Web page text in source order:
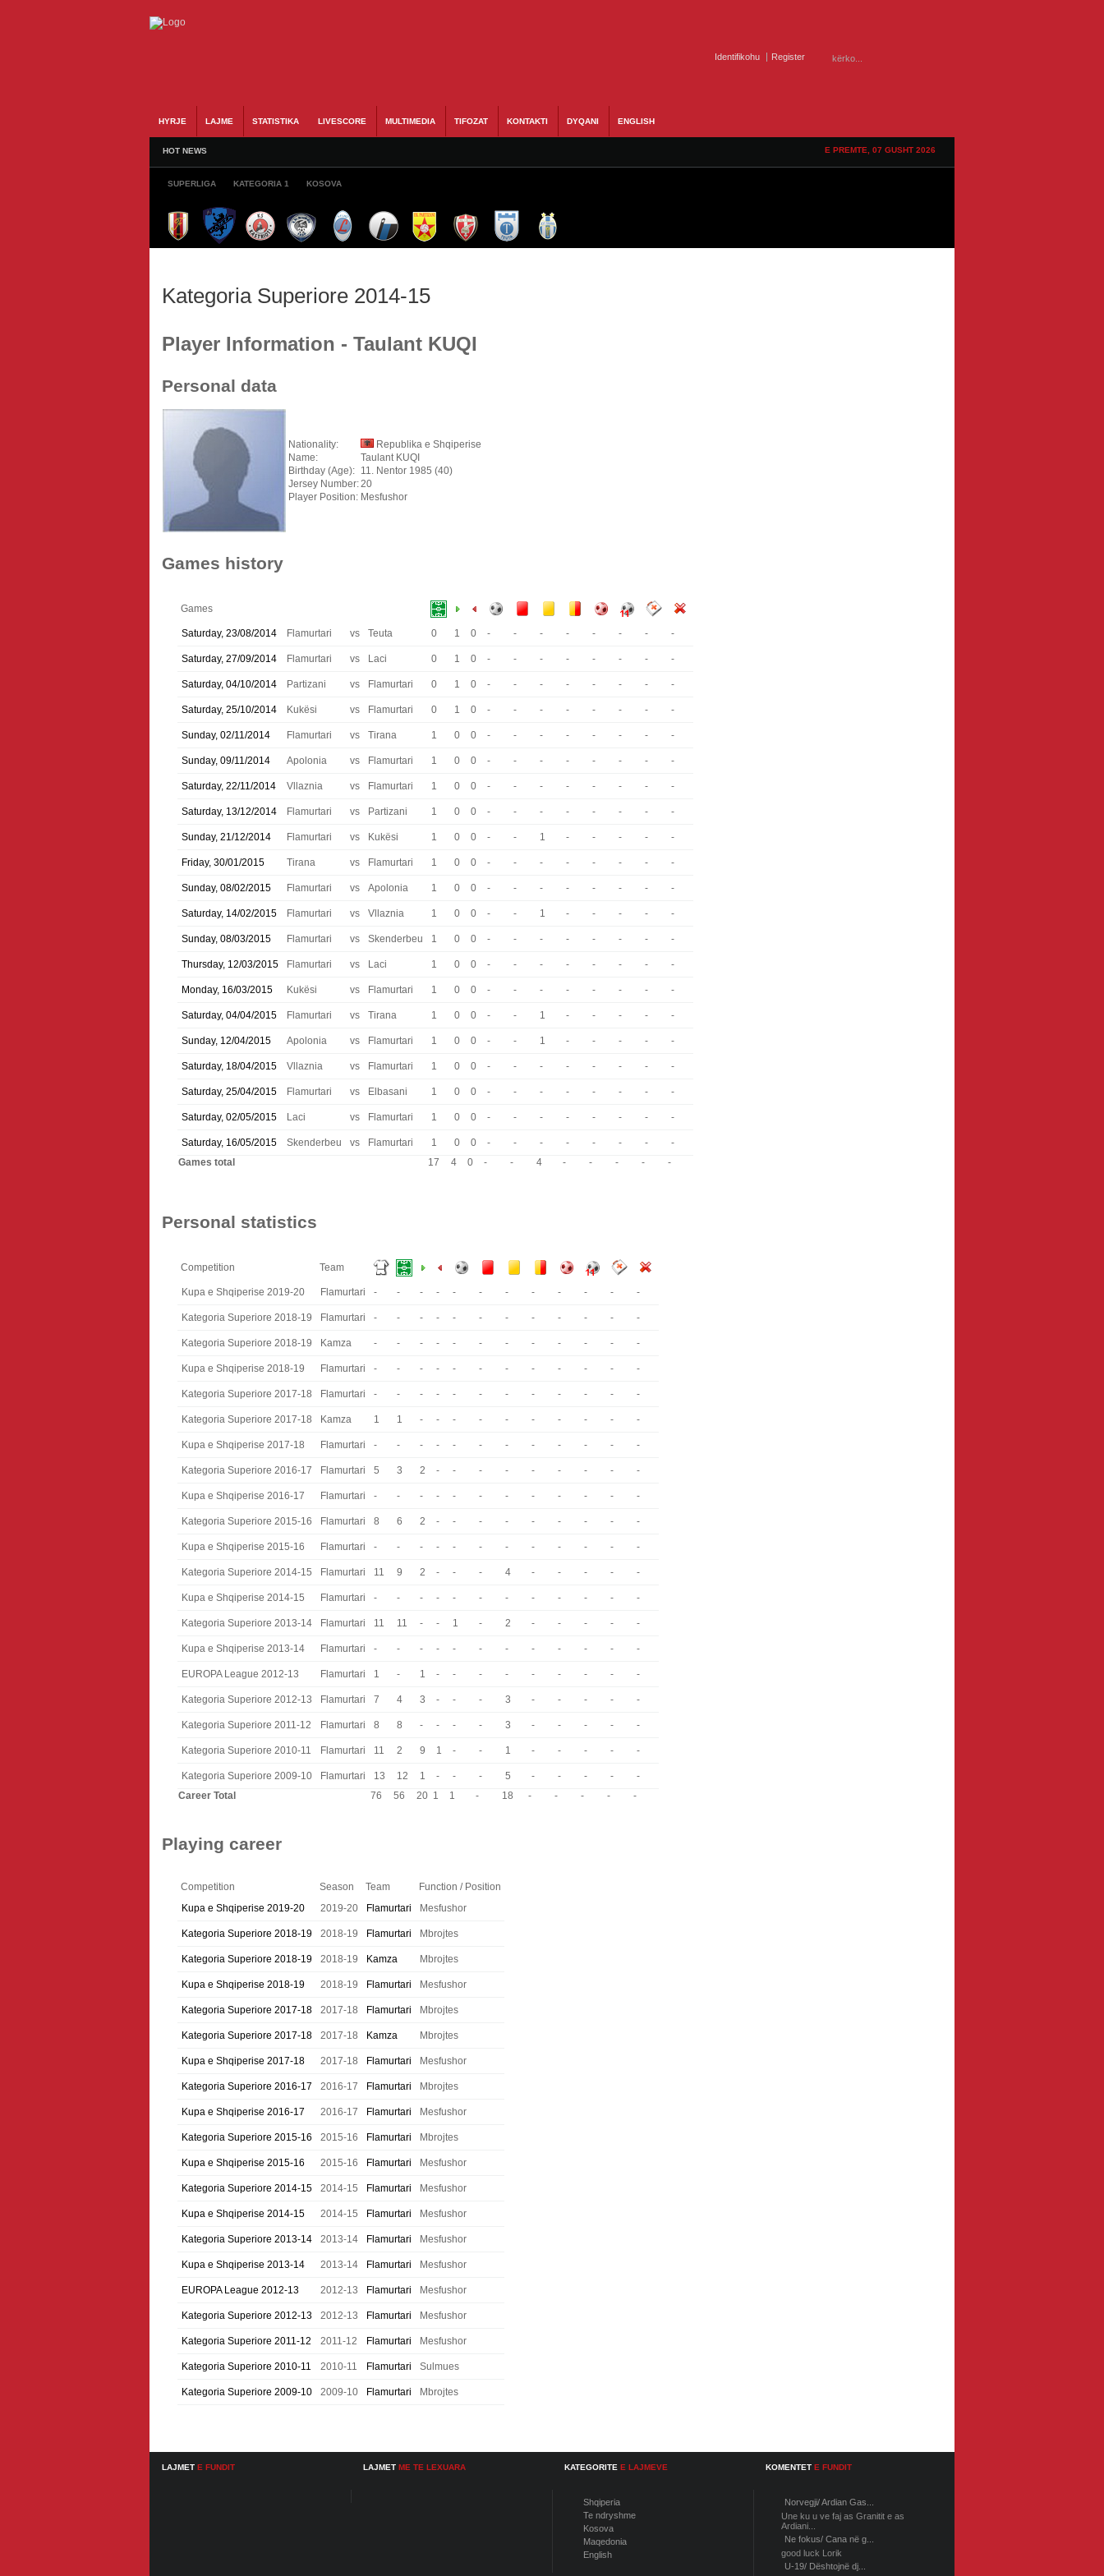
Identifikohu Register
HYRJE LAJME STATISTIKA LIVESCORE MULTIMEDIA TIFOZAT KONTAKTI DYQANI ENGLISH
HOT NEWS E PREMTE, 07 GUSHT 2026
SUPERLIGA KATEGORIA 1 KOSOVA
Kategoria Superiore 2014-15
Player Information - Taulant KUQI
Personal data
Nationality:
Republika e Shqiperise
Name:
Taulant KUQI
Birthday (Age): 11. Nentor 1985 (40)
Jersey Number:20
Player Position: Mesfushor
Games history
Games
Saturday, 23/08/2014 Flamurtari vs Teuta 0 1 0 - - - - - - - -
Saturday, 27/09/2014 Flamurtari vs Laci 0 1 0 - - - - - - - -
Saturday, 04/10/2014 Partizani vs Flamurtari 0 1 0 - - - - - - - -
Saturday, 25/10/2014 Kukësi vs Flamurtari 0 1 0 - - - - - - - -
Sunday, 02/11/2014 Flamurtari vs Tirana 1 0 0 - - - - - - - -
Sunday, 09/11/2014 Apolonia vs Flamurtari 1 0 0 - - - - - - - -
Saturday, 22/11/2014 Vllaznia vs Flamurtari 1 0 0 - - - - - - - -
Saturday, 13/12/2014 Flamurtari vs Partizani 1 0 0 - - - - - - - -
Sunday, 21/12/2014 Flamurtari vs Kukësi 1 0 0 - - 1 - - - - -
Friday, 30/01/2015 Tirana vs Flamurtari 1 0 0 - - - - - - - -
Sunday, 08/02/2015 Flamurtari vs Apolonia 1 0 0 - - - - - - - -
Saturday, 14/02/2015 Flamurtari vs Vllaznia 1 0 0 - - 1 - - - - -
Sunday, 08/03/2015 Flamurtari vs Skenderbeu 1 0 0 - - - - - - - -
Thursday, 12/03/2015 Flamurtari vs Laci 1 0 0 - - - - - - - -
Monday, 16/03/2015 Kukësi vs Flamurtari 1 0 0 - - - - - - - -
Saturday, 04/04/2015 Flamurtari vs Tirana 1 0 0 - - 1 - - - - -
Sunday, 12/04/2015 Apolonia vs Flamurtari 1 0 0 - - 1 - - - - -
Saturday, 18/04/2015 Vllaznia vs Flamurtari 1 0 0 - - - - - - - -
Saturday, 25/04/2015 Flamurtari vs Elbasani 1 0 0 - - - - - - - -
Saturday, 02/05/2015 Laci vs Flamurtari 1 0 0 - - - - - - - -
Saturday, 16/05/2015 Skenderbeu vs Flamurtari 1 0 0 - - - - - - -
-
Games total
17 4 0 - - 4 - - - - -
Personal statistics
Competition Team
Kupa e Shqiperise 2019-20 Flamurtari - - - - - - - - - - - -
Kategoria Superiore 2018-19 Flamurtari - - - - - - - - - - - -
Kategoria Superiore 2018-19 Kamza - - - - - - - - - - - -
Kupa e Shqiperise 2018-19 Flamurtari - - - - - - - - - - - -
Kategoria Superiore 2017-18 Flamurtari - - - - - - - - - - - -
Kategoria Superiore 2017-18 Kamza 1 1 - - - - - - - - - -
Kupa e Shqiperise 2017-18 Flamurtari - - - - - - - - - - - -
Kategoria Superiore 2016-17 Flamurtari 5 3 2 - - - - - - - - -
Kupa e Shqiperise 2016-17 Flamurtari - - - - - - - - - - - -
Kategoria Superiore 2015-16 Flamurtari 8 6 2 - - - - - - - - -
Kupa e Shqiperise 2015-16 Flamurtari - - - - - - - - - - - -
Kategoria Superiore 2014-15 Flamurtari 11 9 2 - - - 4 - - - - -
Kupa e Shqiperise 2014-15 Flamurtari - - - - - - - - - - - -
Kategoria Superiore 2013-14 Flamurtari 11 11 - - 1 - 2 - - - - -
Kupa e Shqiperise 2013-14 Flamurtari - - - - - - - - - - - -
EUROPA League 2012-13 Flamurtari 1 - 1 - - - - - - - - -
Kategoria Superiore 2012-13 Flamurtari 7 4 3 - - - 3 - - - - -
Kategoria Superiore 2011-12 Flamurtari 8 8 - - - - 3 - - - - -
Kategoria Superiore 2010-11 Flamurtari 11 2 9 1 - - 1 - - - - -
Kategoria Superiore 2009-10 Flamurtari 13 12 1 - - - 5 - - - -
-
Career Total
76 56 20 1 1 - 18 - - - - -
Playing career
Competition Season Team
Function / Position
Kupa e Shqiperise 2019-20
2019-20 Flamurtari Mesfushor
Kategoria Superiore 2018-19 2018-19 Flamurtari Mbrojtes
Kategoria Superiore 2018-19 2018-19 Kamza Mbrojtes
Kupa e Shqiperise 2018-19 2018-19 Flamurtari Mesfushor
Kategoria Superiore 2017-18 2017-18 Flamurtari Mbrojtes
Kategoria Superiore 2017-18 2017-18 Kamza Mbrojtes
Kupa e Shqiperise 2017-18 2017-18 Flamurtari Mesfushor
Kategoria Superiore 2016-17 2016-17 Flamurtari Mbrojtes
Kupa e Shqiperise 2016-17 2016-17 Flamurtari Mesfushor
Kategoria Superiore 2015-16 2015-16 Flamurtari Mbrojtes
Kupa e Shqiperise 2015-16 2015-16 Flamurtari Mesfushor
Kategoria Superiore 2014-15 2014-15 Flamurtari Mesfushor
Kupa e Shqiperise 2014-15 2014-15 Flamurtari Mesfushor
Kategoria Superiore 2013-14 2013-14 Flamurtari Mesfushor
Kupa e Shqiperise 2013-14 2013-14 Flamurtari Mesfushor
EUROPA League 2012-13 2012-13 Flamurtari Mesfushor
Kategoria Superiore 2012-13 2012-13 Flamurtari Mesfushor
Kategoria Superiore 2011-12 2011-12 Flamurtari Mesfushor
Kategoria Superiore 2010-11 2010-11 Flamurtari Sulmues
Kategoria Superiore 2009-10 2009-10 Flamurtari Mbrojtes
LAJMET E FUNDIT LAJMET ME TE LEXUARA KATEGORITE E LAJMEVE
Shqiperia
Te ndryshme
Kosova
Maqedonia
English
KOMENTET E FUNDIT
Norvegji/ Ardian Gas...
Une ku u ve faj as Granitit e as
Ardiani...
Ne fokus/ Cana në g...
good luck Lorik
U-19/ Dështojnë dj...